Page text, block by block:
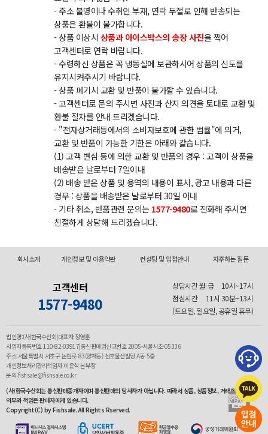
- 주소 불명이나 수취인 부재, 연락 두절로 인해 반송되는
상품은 환불이 불가합니다.
- 상품 이상시 상품과 아이스박스의 송장 사진을 찍어
고객센터로 연락 바랍니다.
- 수령하신 상품은 꼭 냉동실에 보관하시어 상품의 신도를
유지시켜주시기 바랍니다.
- 상품 폐기시 교환 및 반품이 불가할 수 있습니다.
- 고객센터로 문의 주시면 사진과 산지 의견을 토대로 교환 및
환불 절차를 안내 드리겠습니다.
- "전자상거래등에서의 소비자보호에 관한 법률"에 의거,
교환 및 반품이 가능한 기한은 아래와 같습니다.
(1) 고객 변심 등에 의한 교환 및 반품의 경우 : 고객이 상품을
배송받은 날로부터 7일이내
(2) 배송 받은 상품 및 용역의 내용이 표시, 광고 내용과 다른
경우 : 상품을 배송받은 날로부터 30일 이내
- 기타 취소, 반품관련 문의는 1577-9480로 전화해 주시면
친절하게 상담해 드리겠습니다.
회사소개 개인정보 및 이용약관 컨설팅 및 입점안내 자주하는 질문
고객센터
1577-9480
상담시간 월-금
10시~17시
점심시간
11시 30분~13시
(토요일, 일요일, 공휴일 휴무)
법인명:(사)한국수산회|대표자:정영훈
사업자등록번호 110-82-03917|통신판매업신고번호 2005-서울서초-05336
주소:서울특별시 서초구 논현로 83(양재동) 삼호물산빌딩 A동 5층
개인정보처리관리책임자:이은석 본부장
문의:fishsale@fishsale.co.kr
(사)한국수산회는 통신판매중개자이며 통신판매의 당사자가 아닙니다. 따라서 상품, 상품정보, 거래에 관한
의무와 책임은 판매자에게 있습니다.
Copyright(C) by Fishsale. All Rights Rserved.